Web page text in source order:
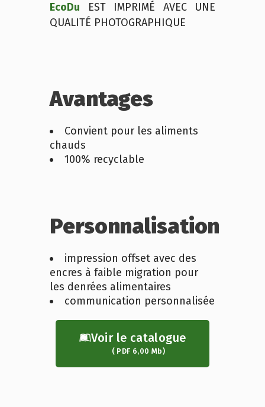
EcoDu
EST IMPRIMÉ AVEC UNE
QUALITÉ PHOTOGRAPHIQUE
Avantages
Convient pour les aliments
chauds
100% recyclable
Personnalisation
impression offset avec des
encres à faible migration pour
les denrées alimentaires
communication personnalisée
Voir le catalogue
( PDF 6,00 Mb)